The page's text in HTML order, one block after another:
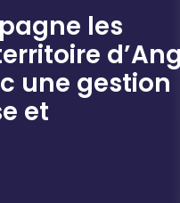
les
une gestion
et